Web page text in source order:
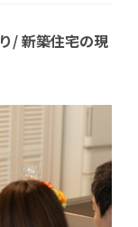
/ 新築住宅の現